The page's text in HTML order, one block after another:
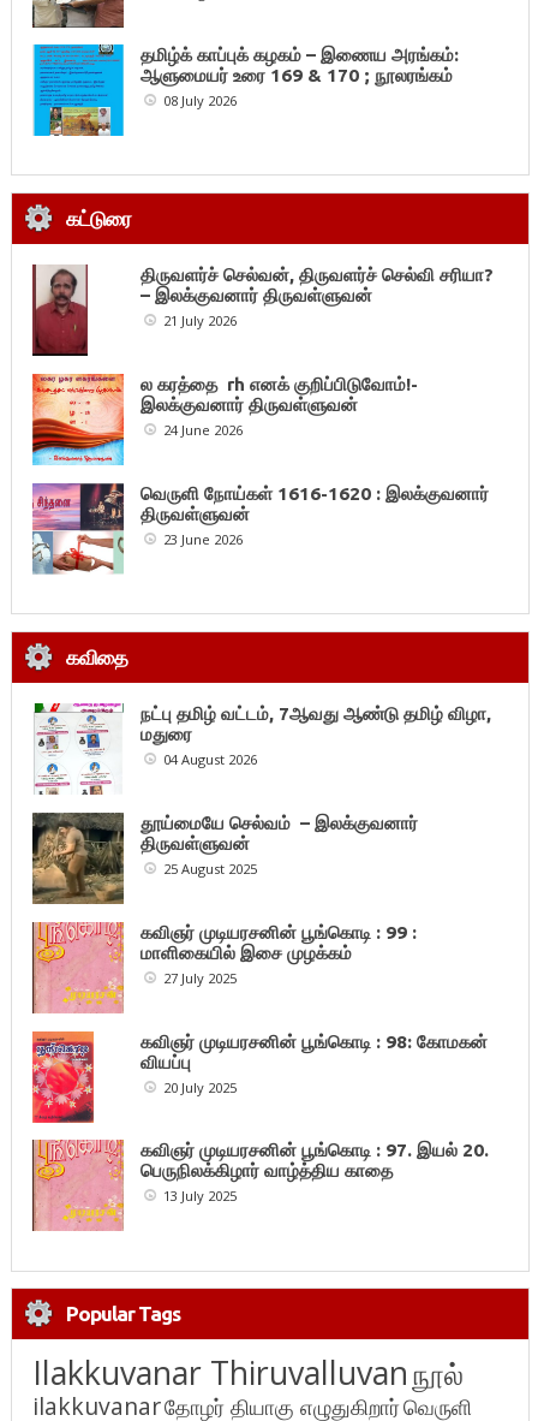
தமிழ்க் காப்புக் கழகம் – இணைய அரங்கம்:
ஆளுமையர் உரை 169 & 170 ; நூலரங்கம்
08 July 2026
கட்டுரை
திருவளர்ச் செல்வன், திருவளர்ச் செல்வி சரியா?
– இலக்குவனார் திருவள்ளுவன்
21 July 2026
ல கரத்தை rh எனக் குறிப்பிடுவோம்!-
இலக்குவனார் திருவள்ளுவன்
24 June 2026
வெருளி நோய்கள் 1616-1620 : இலக்குவனார்
திருவள்ளுவன்
23 June 2026
கவிதை
நட்பு தமிழ் வட்டம், 7ஆவது ஆண்டு தமிழ் விழா,
மதுரை
04 August 2026
தூய்மையே செல்வம் – இலக்குவனார்
திருவள்ளுவன்
25 August 2025
கவிஞர் முடியரசனின் பூங்கொடி : 99 :
மாளிகையில் இசை முழக்கம்
27 July 2025
கவிஞர் முடியரசனின் பூங்கொடி : 98: கோமகன்
வியப்பு
20 July 2025
கவிஞர் முடியரசனின் பூங்கொடி : 97. இயல் 20.
பெருநிலக்கிழார் வாழ்த்திய காதை
13 July 2025
Popular Tags
Ilakkuvanar Thiruvalluvanநூல்
ilakkuvanarதோழர் தியாகு எழுதுகிறார்வெருளி